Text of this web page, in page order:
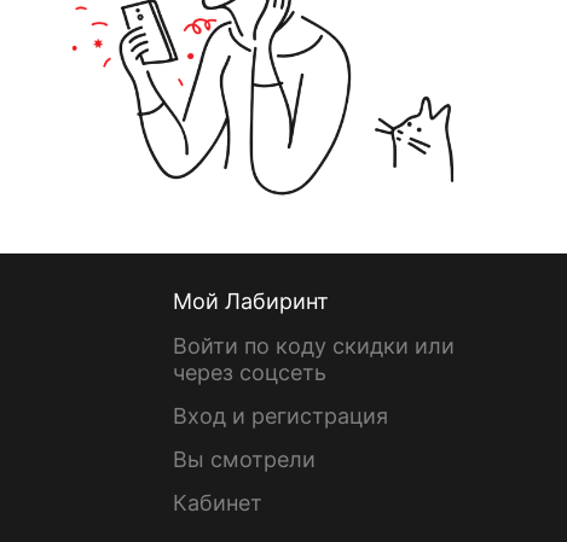
Мой Лабиринт
Войти по коду скидки или
через соцсеть
Вход и регистрация
Вы смотрели
Кабинет